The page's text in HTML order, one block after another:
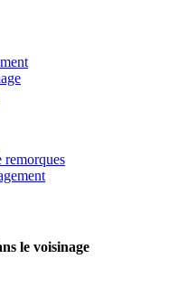
remorques
le voisinage